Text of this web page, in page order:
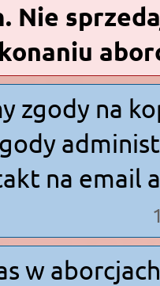
Nie
zgody na
na email
w